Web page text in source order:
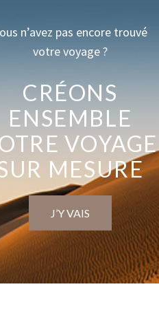
n’avez pas encore trouvé
votre voyage ?
CRÉONS
ENSEMBLE
VOYAGE
MESURE
J’Y VAIS